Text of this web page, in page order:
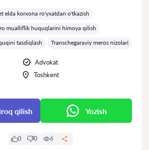
elda korxona ro'yxatdan o'tkazish
mualliflik huquqlarini himoya qilish
tasdiqlash
Transchegaraviy meros nizolari
Advokat
Toshkent
qilish Yozish
0 0 6